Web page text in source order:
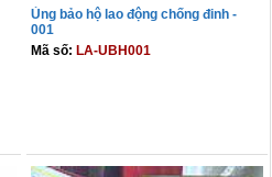
Ủng bảo hộ lao động chống đinh -
001
Mã số: LA-UBH001